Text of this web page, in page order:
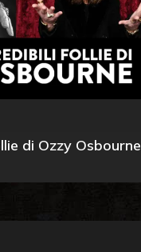
di Ozzy Osbourne